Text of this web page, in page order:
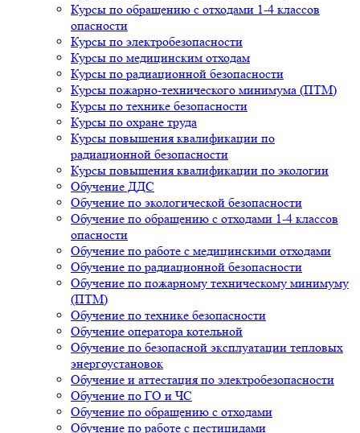
Курсы по обращению с отходами 1-4 классов
опасности
Курсы по электробезопасности
Курсы по медицинским отходам
Курсы по радиационной безопасности
Курсы пожарно-технического минимума (ПТМ)
Курсы по технике безопасности
Курсы по охране труда
Курсы повышения квалификации по
радиационной безопасности
Курсы повышения квалификации по экологии
Обучение ДДС
Обучение по экологической безопасности
Обучение по обращению с отходами 1-4 классов
опасности
Обучение по работе с медицинскими отходами
Обучение по радиационной безопасности
Обучение по пожарному техническому минимуму
(ПТМ)
Обучение по технике безопасности
Обучение оператора котельной
Обучение по безопасной эксплуатации тепловых
энергоустановок
Обучение и аттестация по электробезопасности
Обучение по ГО и ЧС
Обучение по обращению с отходами
Обучение по работе с пестицидами